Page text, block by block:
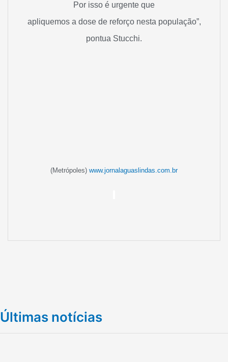
Por isso é urgente que
apliquemos a dose de reforço nesta população”,
pontua Stucchi.
(Metrópoles) www.jornalaguaslindas.com.br
Últimas notícias